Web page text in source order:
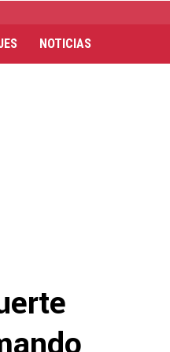
NOTICIAS